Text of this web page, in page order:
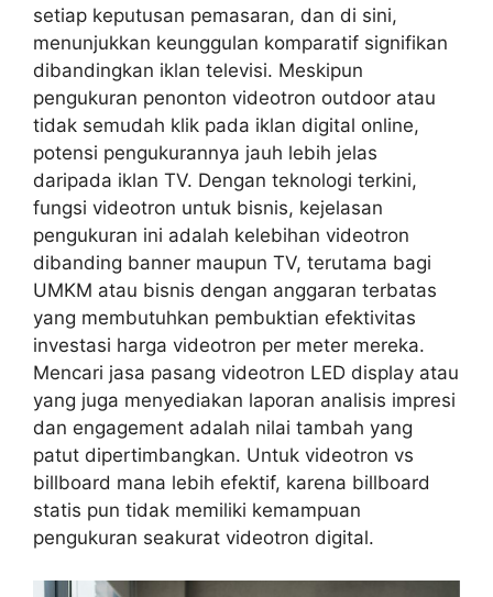
setiap keputusan pemasaran, dan di sini,
menunjukkan keunggulan komparatif signifikan
dibandingkan iklan televisi. Meskipun
pengukuran penonton videotron outdoor atau
tidak semudah klik pada iklan digital online,
potensi pengukurannya jauh lebih jelas
daripada iklan TV. Dengan teknologi terkini,
fungsi videotron untuk bisnis, kejelasan
pengukuran ini adalah kelebihan videotron
dibanding banner maupun TV, terutama bagi
UMKM atau bisnis dengan anggaran terbatas
yang membutuhkan pembuktian efektivitas
investasi harga videotron per meter mereka.
Mencari jasa pasang videotron LED display atau
yang juga menyediakan laporan analisis impresi
dan engagement adalah nilai tambah yang
patut dipertimbangkan. Untuk videotron vs
billboard mana lebih efektif, karena billboard
statis pun tidak memiliki kemampuan
pengukuran seakurat videotron digital.